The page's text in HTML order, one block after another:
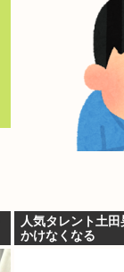
人気タレント土
かけなくなる